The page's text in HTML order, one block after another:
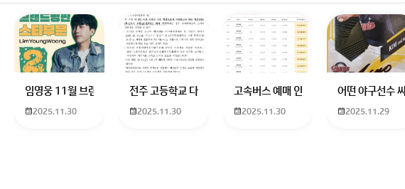
생입니다 지금 제 내신이 5등급제 기준으로
이스 호환 가능한가요? 16을 쓰고 있는데 일반형은 케이스가 많이 없고 프로형은 많아서
임영웅 11월 브랜드평판 순위 알고싶어요 임영웅 11월 브랜드평판에서 스타부문에서의 임영
2025.11.30
전주 고등학교 다자녀 제가 2027학년도 고등학교 입학생인데요 지
2025.11.30
고속버스 예매 인천공항에서 대전으로
2025.11.30
어떤 야구선수
2025.11.29